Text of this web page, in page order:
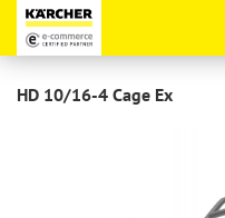
HD 10/16-4 Cage Ex